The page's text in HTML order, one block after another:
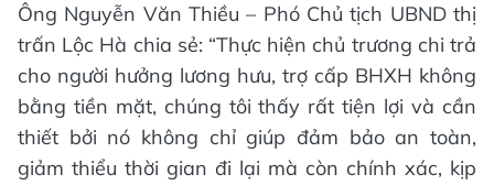
Ông Nguyễn Văn Thiều – Phó Chủ tịch UBND thị
trấn Lộc Hà chia sẻ: “Thực hiện chủ trương chi trả
cho người hưởng lương hưu, trợ cấp BHXH không
bằng tiền mặt, chúng tôi thấy rất tiện lợi và cần
thiết bởi nó không chỉ giúp đảm bảo an toàn,
giảm thiểu thời gian đi lại mà còn chính xác, kịp